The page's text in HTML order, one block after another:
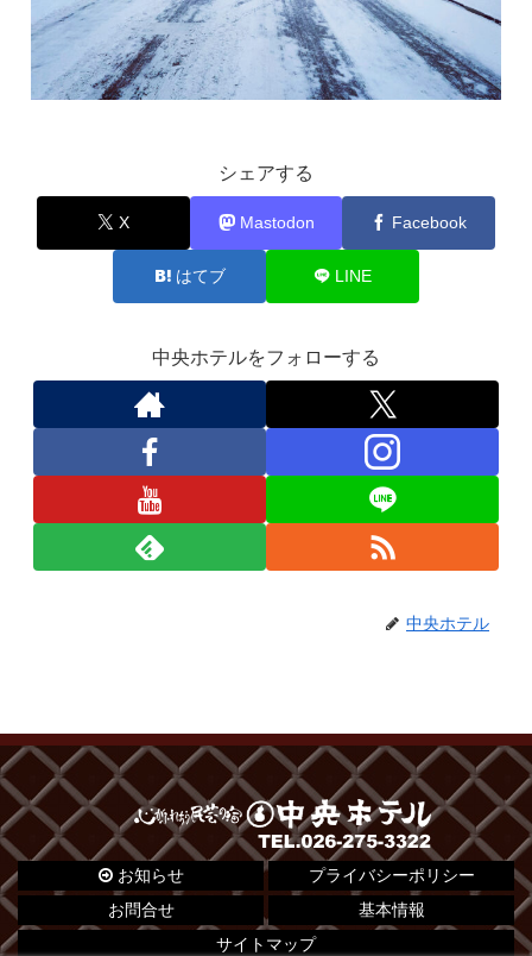
シェアする
X Mastodon Facebook
はてブ LINE
中央ホテルをフォローする
中央ホテル
お知らせ
プライバシーポリシー
お問合せ
基本情報
サイトマップ